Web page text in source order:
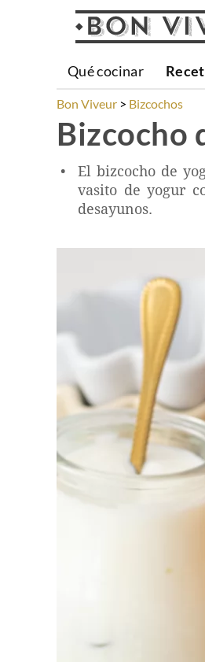
Qué cocinar
Bon Viveur Bizcochos
Bizcocho
El bizcocho de
vasito de yogur
desayunos.